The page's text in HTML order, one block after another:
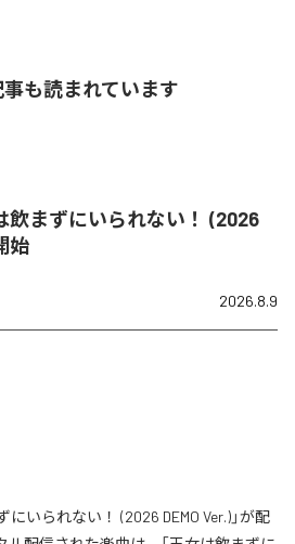
も読まれています
飲まずにいられない！ (2026
始
2026.8.9
にいられない！ (2026 DEMO Ver.)」が配